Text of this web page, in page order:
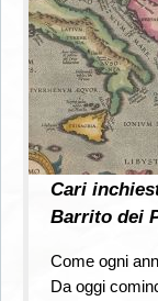
Cari
Barrito dei
Come ogni
Da oggi